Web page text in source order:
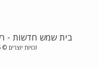
בית שמש חדשות -
זכויות יוצרים © 2026 כל הזכויות שמורות